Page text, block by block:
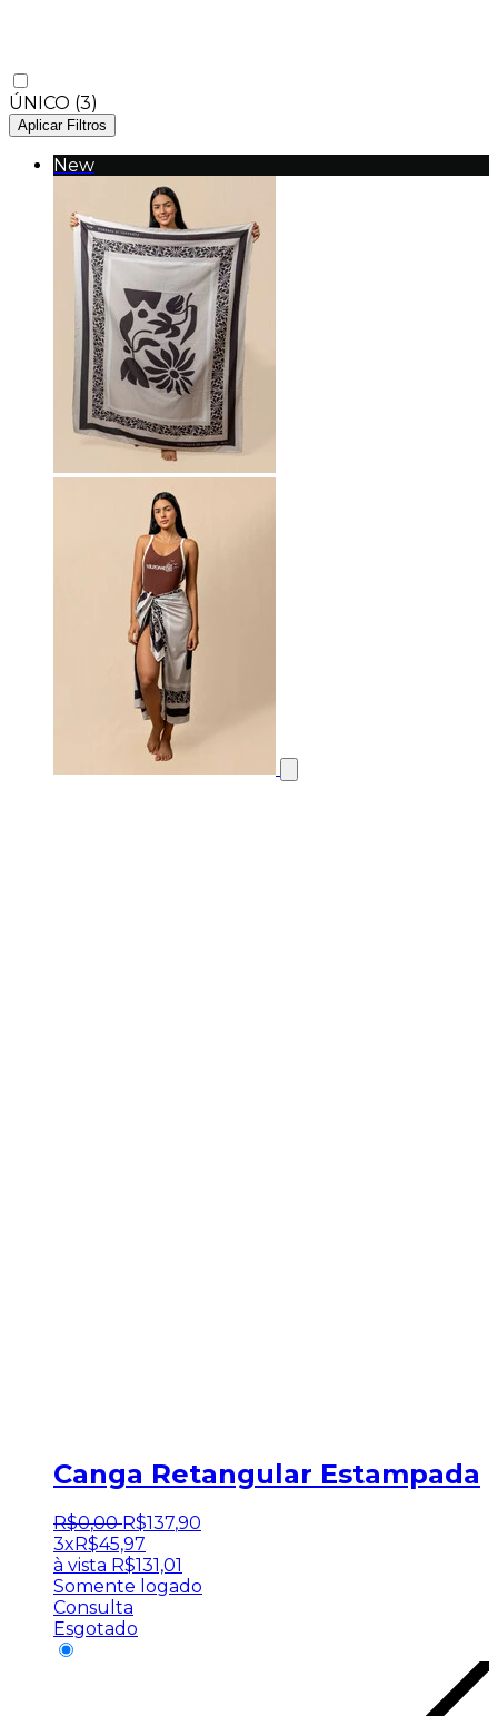
ÚNICO (3)
Aplicar Filtros
Canga Retangular Estampada
R$0,00 R$137,90
3xR$45,97
à vista R$131,01
Somente logado
Consulta
Esgotado